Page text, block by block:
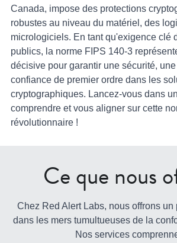
Énergie et services publics
Éducation
MDR
SESIP
IoT de la GSMA
Canada, impose des protections
robustes au niveau du matériel, des
micrologiciels. En tant qu'exigence clé
publics, la norme FIPS 140-3
décisive pour garantir une sécurité,
confiance de premier ordre dans les
cryptographiques. Lancez-vous dans
comprendre et vous aligner sur cette
révolutionnaire !
Ce que nous
Chez Red Alert Labs, nous offrons un
dans les mers tumultueuses de la
Nos services